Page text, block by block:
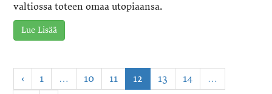
valtiossa toteen omaa utopiaansa.
Lue Lisää
‹ 1 … 10 11 12 13 14
…